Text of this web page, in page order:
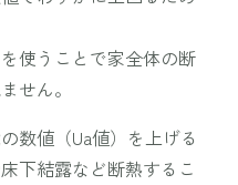
使うことで家全体の断
せん。
数値（Ua値）を上げる
下結露など断熱するこ